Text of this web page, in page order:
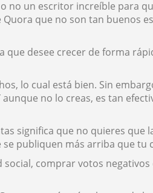
no un escritor increíble para
que no son tan buenos
desee crecer de forma
lo cual está bien. Sin
no lo creas, es tan
significa que no quieres que
publiquen más arriba que tu
comprar votos